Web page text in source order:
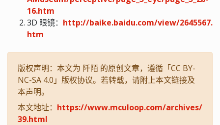
16.htm
3D 眼镜： http://baike.baidu.com/view/2645567.
htm
版权声明：本文为 阡陌 的原创文章，遵循「CC BY-
NC-SA 4.0」版权协议。若转载，请附上本文链接及
本声明。
本文地址： https://www.mculoop.com/archives/
39.html